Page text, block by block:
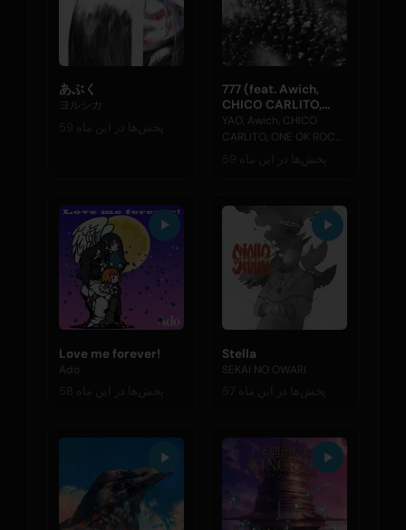
あぶく
ヨルシカ
59 پخش‌ها در این ماه
777 (feat. Awich,
CHICO CARLITO,
ONE OK ROCK &
Paledusk)
YAO, Awich, CHICO
CARLITO, ONE OK ROCK,
59 پخش‌ها در این ماه
Love me forever!
Ado
58 پخش‌ها در این ماه
Stella
SEKAI NO OWARI
57 پخش‌ها در این ماه